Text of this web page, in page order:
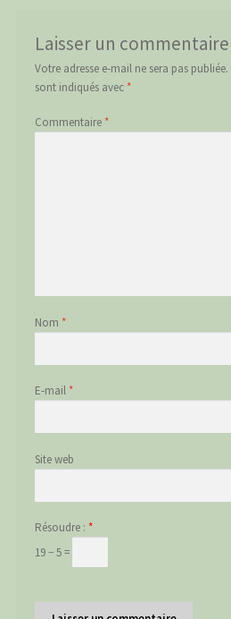
Laisser un commentaire
Votre adresse e-mail ne sera pas publiée.
sont indiqués avec *
Commentaire *
Nom *
E-mail *
Site web
Résoudre : *
19 − 5 =